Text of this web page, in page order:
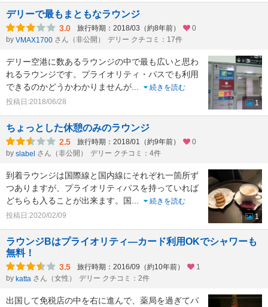
デリーで最もまともなラウンジ
3.0 旅行時期：2018/03（約8年前）
0
by VMAX1700 さん（非公開） デリー クチコミ：17件
デリー空港に数あるラウンジの中で最も広いと思わ
れるラウンジです。プライオリティ・パスでも利用
できるのかどうかわかりませんが...
続きを読む
投稿日:2018/06/28
1
ちょっとした休憩のみのラウンジ
2.5 旅行時期：2018/01（約9年前）
0
by slabel さん（非公開） デリー クチコミ：4件
到着ラウンジは国際線と国内線にそれぞれ一箇所ず
つありますが、プライオリティパスを持っていれば
どちらも入ることが出来ます。国...
続きを読む
投稿日:2020/02/09
1
ラウンジBはプライオリティ―カード利用OKでシャワーも
無料！
3.5 旅行時期：2016/09（約10年前）
1
by katta さん（女性） デリー クチコミ：2件
出国して免税店の中を右に進んで、薬局を過ぎてパ